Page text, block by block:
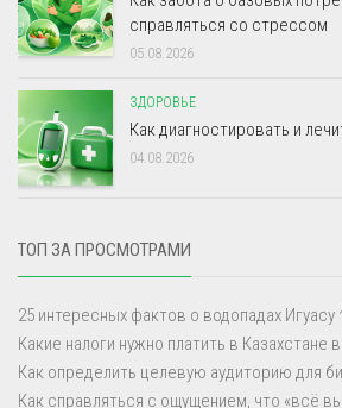
справляться со стрессом
05.08.2026
ЗДОРОВЬЕ
Как диагностировать и
04.08.2026
ТОП ЗА ПРОСМОТРАМИ
25 интересных фактов о водопадах Игуасу
Какие налоги нужно платить в Казахстане в
Как определить целевую аудиторию для
Как справляться с ощущением, что «всё